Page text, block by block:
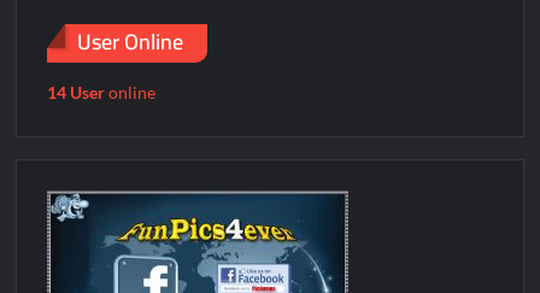
User Online
14 Useronline